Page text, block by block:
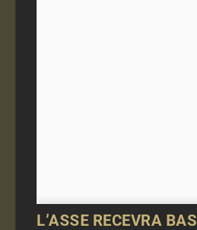
L’ASSE RECEVRA